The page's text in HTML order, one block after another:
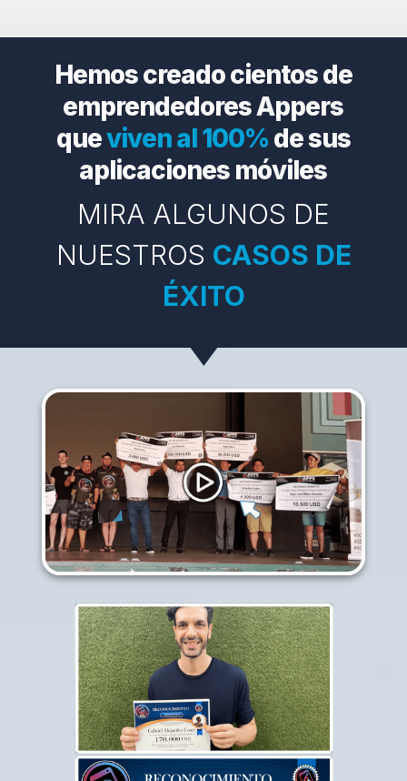
Hemos creado cientos de
emprendedores Appers
queviven al 100% de sus
aplicaciones móviles
MIRA ALGUNOS DE
NUESTROS CASOS DE
ÉXITO